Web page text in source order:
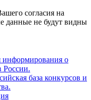
согласия на
данные не будут видны